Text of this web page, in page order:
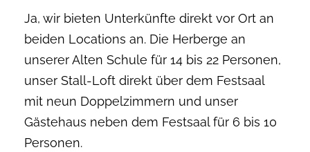
Ja, wir bieten Unterkünfte direkt vor Ort an
beiden Locations an. Die Herberge an
unserer Alten Schule für 14 bis 22 Personen,
unser Stall-Loft direkt über dem Festsaal
mit neun Doppelzimmern und unser
Gästehaus neben dem Festsaal für 6 bis 10
Personen.